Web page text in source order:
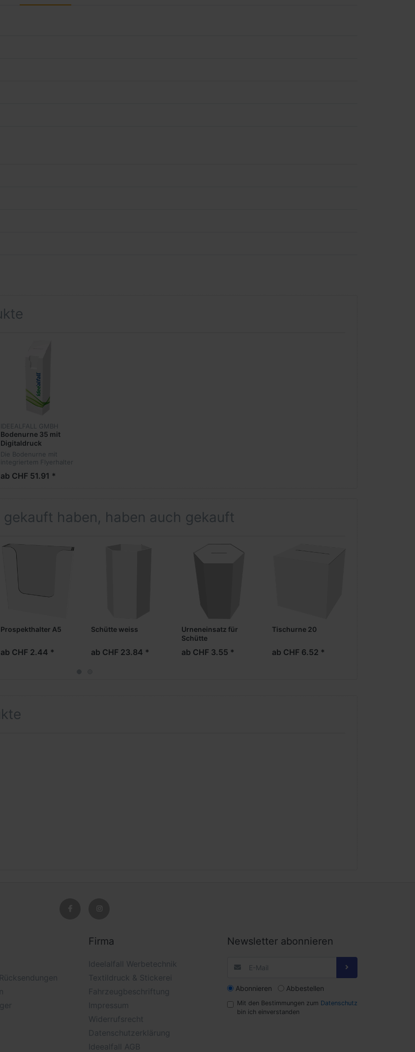
IDEEALFALL GMBH
Bodenurne 35 mit
Digitaldruck
Die Bodenurne mit
integriertem Flyerhalter
Design, bietet Ihnen
ab CHF 51.91 *
haben, haben auch gekauft
Prospekthalter A5
ab CHF 2.44 *
Schütte weiss
ab CHF 23.84 *
Urneneinsatz für
Schütte
ab CHF 3.55 *
Tischurne 20
ab CHF 6.52 *
Firma
Ideelalfall Werbetechnik
Textildruck & Stickerei
Fahrzeugbeschriftung
Impressum
Widerrufsrecht
Datenschutzerklärung
Ideealfall AGB
Newsletter abonnieren
Abonnieren Abbestellen
Mit den Bestimmungen zum Datenschutz
bin ich einverstanden